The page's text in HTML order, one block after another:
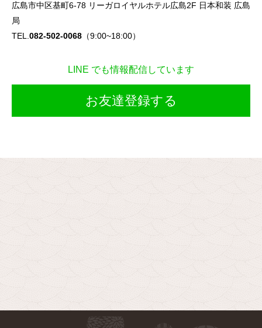
広島市中区基町6-78 リーガロイヤルホテル広島2F 日本和装 広島
局
TEL. 082-502-0068 （9:00~18:00）
LINE でも情報配信しています
お友達登録する